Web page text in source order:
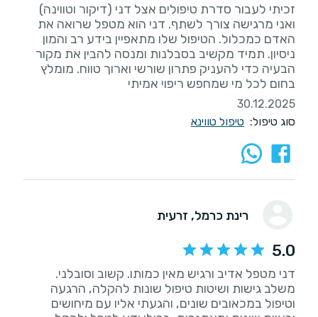
זכיתי לעבור סדרת טיפולים אצל דני (דיקור וטווינה)
ואני מרגישה צורך לשתף. דני הוא מטפל שרואה את
האדם כמכלול. הטיפול שלו מתאפיין בידע רב והמון
ניסיון. תמיד מקשיב בסבלנות ומנסה להבין את מקור
הבעיה כדי להעניק פתרון שורשי וארוך טווח. מומלץ
בחום לכל מי שמחפש ריפוי אמיתי
30.12.2025
סוג טיפול: טיפול טווינא
רינת כרמל, זרעית
5.0
דני מטפל אדיב ורגיש מאין כמותו. קשוב וסובלני.
משלב גישות ושיטות טיפול שונות להקלה, הרגעה
וטיפול במכאובים שונים, והגעתי אליו עם מיחושים